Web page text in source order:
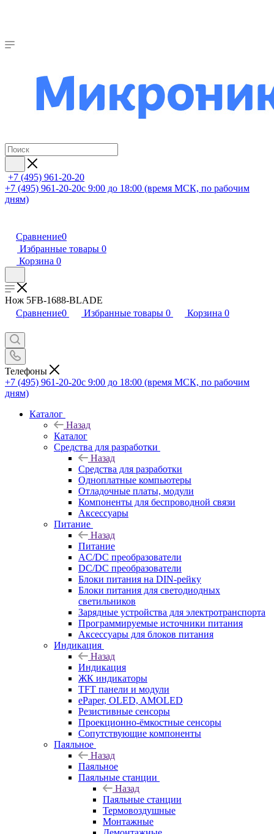
+7 (495) 961-20-20
+7 (495) 961-20-20с 9:00 до 18:00 (время МСК, по рабочим
дням)
Сравнение0
Избранные товары 0
Корзина 0
Нож 5FB-1688-BLADE
Сравнение0 Избранные товары 0 Корзина 0
Телефоны
+7 (495) 961-20-20с 9:00 до 18:00 (время МСК, по рабочим
дням)
Каталог
Назад
Каталог
Средства для разработки
Назад
Средства для разработки
Одноплатные компьютеры
Отладочные платы, модули
Компоненты для беспроводной связи
Аксессуары
Питание
Назад
Питание
AC/DC преобразователи
DC/DC преобразователи
Блоки питания на DIN-рейку
Блоки питания для светодиодных
светильников
Зарядные устройства для электротранспорта
Программируемые источники питания
Аксессуары для блоков питания
Индикация
Назад
Индикация
ЖК индикаторы
TFT панели и модули
ePaper, OLED, AMOLED
Резистивные сенсоры
Проекционно-ёмкостные сенсоры
Сопутствующие компоненты
Паяльное
Назад
Паяльное
Паяльные станции
Назад
Паяльные станции
Термовоздушные
Монтажные